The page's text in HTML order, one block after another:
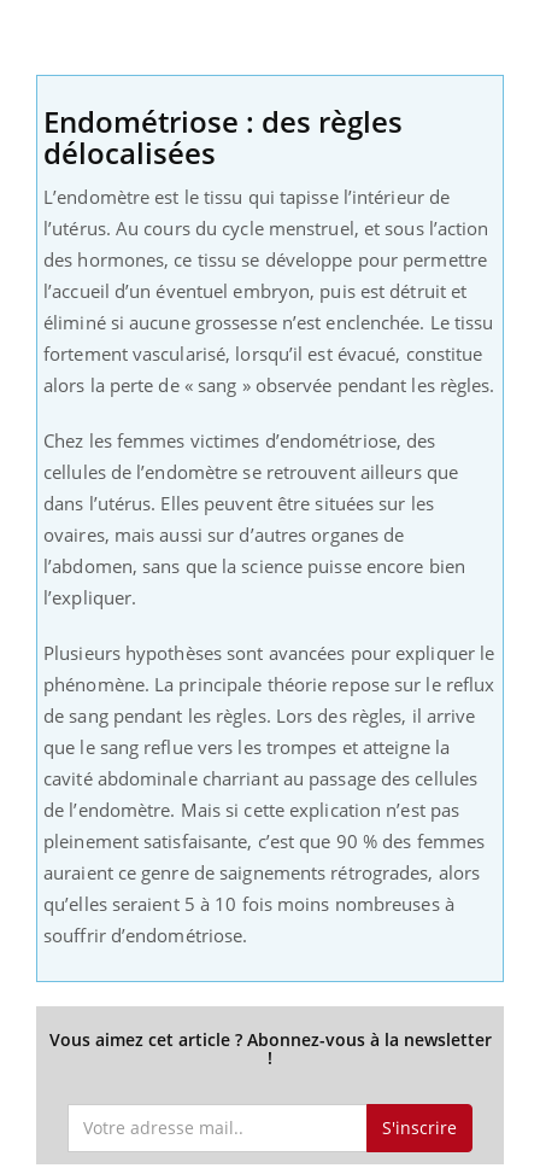
Endométriose : des règles
délocalisées
L’endomètre est le tissu qui tapisse l’intérieur de
l’utérus. Au cours du cycle menstruel, et sous l’action
des hormones, ce tissu se développe pour permettre
l’accueil d’un éventuel embryon, puis est détruit et
éliminé si aucune grossesse n’est enclenchée. Le tissu
fortement vascularisé, lorsqu’il est évacué, constitue
alors la perte de « sang » observée pendant les règles.
Chez les femmes victimes d’endométriose, des
cellules de l’endomètre se retrouvent ailleurs que
dans l’utérus. Elles peuvent être situées sur les
ovaires, mais aussi sur d’autres organes de
l’abdomen, sans que la science puisse encore bien
l’expliquer.
Plusieurs hypothèses sont avancées pour expliquer le
phénomène. La principale théorie repose sur le reflux
de sang pendant les règles. Lors des règles, il arrive
que le sang reflue vers les trompes et atteigne la
cavité abdominale charriant au passage des cellules
de l’endomètre. Mais si cette explication n’est pas
pleinement satisfaisante, c’est que 90 % des femmes
auraient ce genre de saignements rétrogrades, alors
qu’elles seraient 5 à 10 fois moins nombreuses à
souffrir d’endométriose.
Vous aimez cet article ? Abonnez-vous à la newsletter
!
S'inscrire